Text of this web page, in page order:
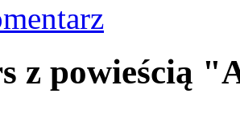
z powieścią